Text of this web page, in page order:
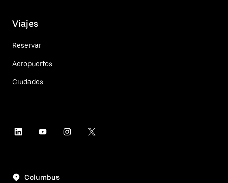
Viajes
Reservar
Aeropuertos
Ciudades
Columbus